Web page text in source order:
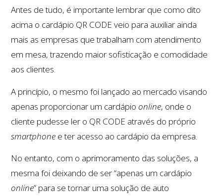
Antes de tudo, é importante lembrar que como dito
acima o cardápio QR CODE veio para auxiliar ainda
mais as empresas que trabalham com atendimento
em mesa, trazendo maior sofisticação e comodidade
aos clientes.
A princípio, o mesmo foi lançado ao mercado visando
apenas proporcionar um cardápio online, onde o
cliente pudesse ler o QR CODE através do próprio
smartphone e ter acesso ao cardápio da empresa.
No entanto, com o aprimoramento das soluções, a
mesma foi deixando de ser “apenas um cardápio
online” para se tornar uma solução de auto